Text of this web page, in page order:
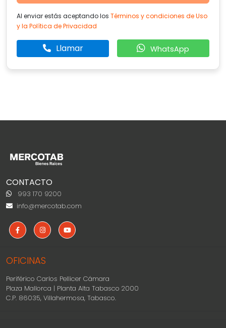
Al enviar estás aceptando los Términos y condiciones de Uso
y la Política de Privacidad
Llamar WhatsApp
CONTACTO
993 170 9200
info@mercotab.com
OFICINAS
Periférico Carlos Pellicer Cámara
Plaza Mallorca | Planta Alta Tabasco 2000
C.P. 86035, Villahermosa, Tabasco.